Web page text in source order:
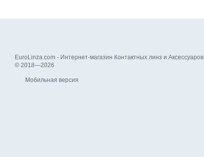
EuroLinza.com - Интернет-магазин Контактных линз и Аксессуаров
© 2018—2026
Мобильная версия